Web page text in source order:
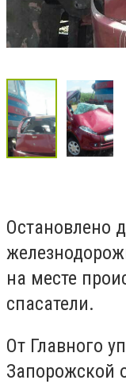
Остановлено
на месте
спасатели.
От Главного
Запорожской